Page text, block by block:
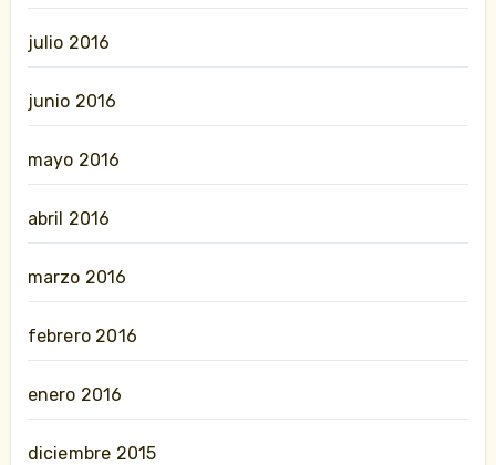
julio 2016
junio 2016
mayo 2016
abril 2016
marzo 2016
febrero 2016
enero 2016
diciembre 2015